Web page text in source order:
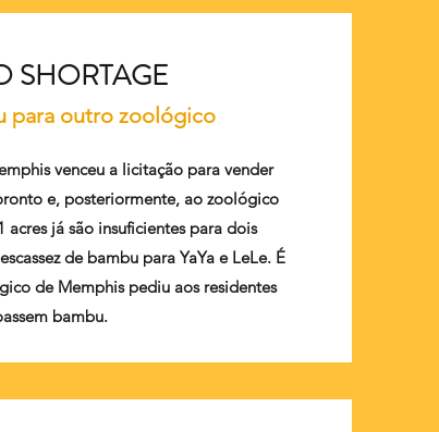
SHORTAGE
para outro zoológico
venceu a licitação para vender
e, posteriormente, ao zoológico
acres já são insuficientes para dois
de bambu para YaYa e LeLe. É
de Memphis pediu aos residentes
bambu.